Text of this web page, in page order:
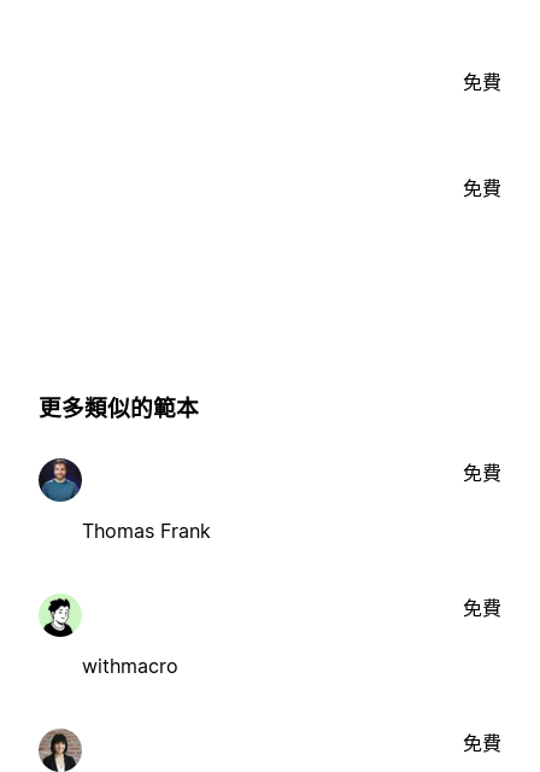
免費
免費
更多類似的範本
Thomas Frank
免費
withmacro
免費
免費